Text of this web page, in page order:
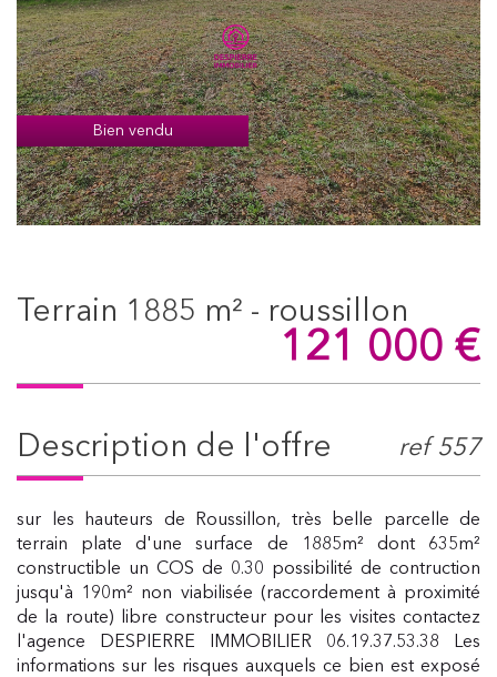
Bien vendu
terrain 1885 m² - roussillon
121 000 €
description de l'offre ref 557
sur les hauteurs de Roussillon, très belle parcelle de
terrain plate d'une surface de 1885m² dont 635m²
constructible un COS de 0.30 possibilité de contruction
jusqu'à 190m² non viabilisée (raccordement à proximité
de la route) libre constructeur pour les visites contactez
l'agence DESPIERRE IMMOBILIER 06.19.37.53.38 Les
informations sur les risques auxquels ce bien est exposé